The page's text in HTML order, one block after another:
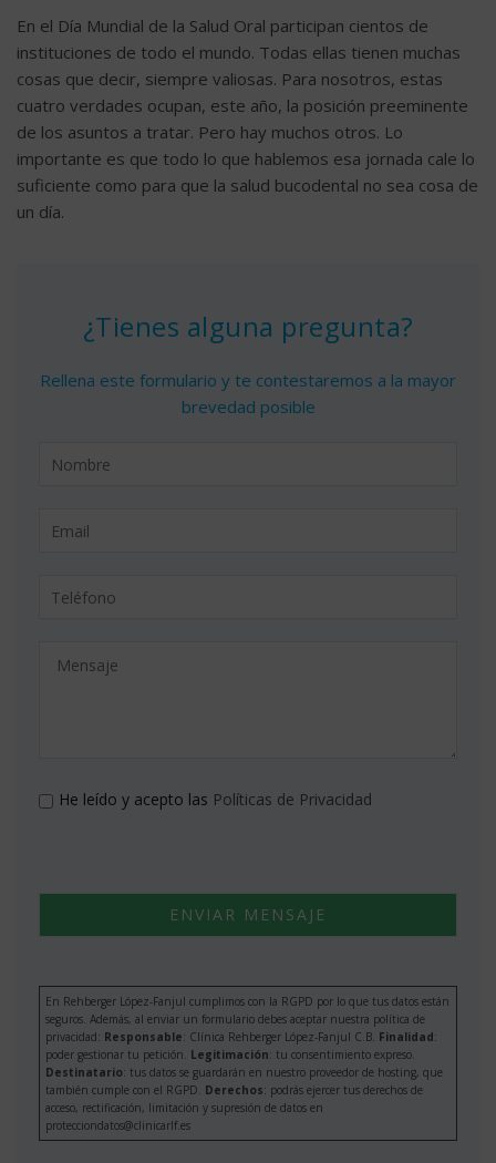
En el Día Mundial de la Salud Oral participan cientos de
instituciones de todo el mundo. Todas ellas tienen muchas
cosas que decir, siempre valiosas. Para nosotros, estas
cuatro verdades ocupan, este año, la posición preeminente
de los asuntos a tratar. Pero hay muchos otros. Lo
importante es que todo lo que hablemos esa jornada cale lo
suficiente como para que la salud bucodental no sea cosa de
un día.
¿Tienes alguna pregunta?
Rellena este formulario y te contestaremos a la mayor
brevedad posible
He leído y acepto las Políticas de Privacidad
En Rehberger López-Fanjul cumplimos con la RGPD por lo que tus datos están
seguros. Además, al enviar un formulario debes aceptar nuestra política de
privacidad: Responsable: Clínica Rehberger López-Fanjul C.B. Finalidad:
poder gestionar tu petición. Legitimación: tu consentimiento expreso.
Destinatario: tus datos se guardarán en nuestro proveedor de hosting, que
también cumple con el RGPD. Derechos: podrás ejercer tus derechos de
acceso, rectificación, limitación y supresión de datos en
protecciondatos@clinicarlf.es